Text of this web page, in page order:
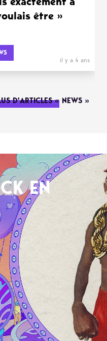
être »
il y a 4 ans
D'ARTICLES « NEWS »
EN